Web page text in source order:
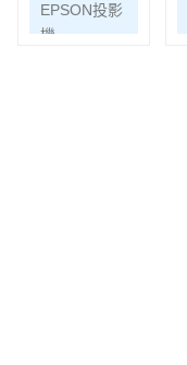
EPSON投影
機